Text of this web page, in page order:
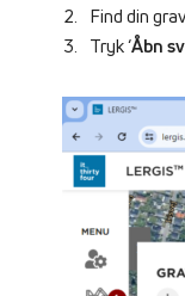
Find din
Tryk ‘Åbn